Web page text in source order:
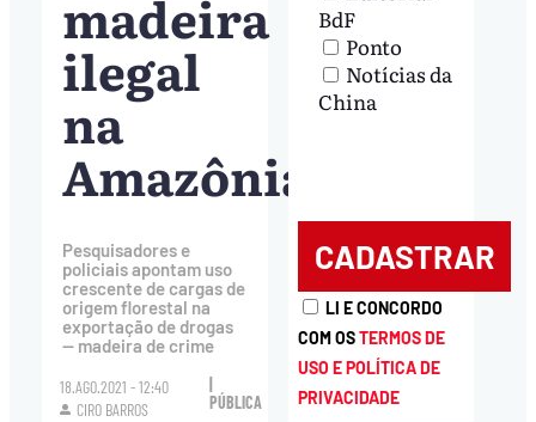
madeira
ilegal
na
Amazônia
Pesquisadores e
policiais apontam uso
crescente de cargas de
origem florestal na
exportação de drogas
— madeira de crime
18.AGO.2021 - 12:40
CIRO BARROS
PÚBLICA
BdF
Ponto
Notícias da
China
LI E CONCORDO
COM OSTERMOS DE
USO E POLÍTICA DE
PRIVACIDADE